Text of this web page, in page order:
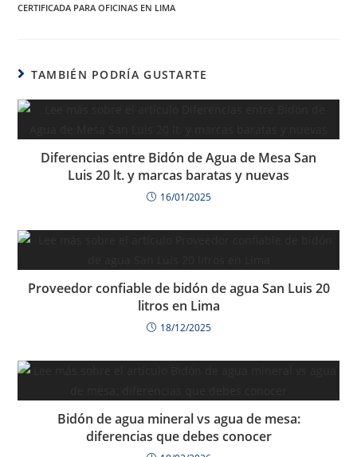
CERTIFICADA PARA OFICINAS EN LIMA
TAMBIÉN PODRÍA GUSTARTE
Diferencias entre Bidón de Agua de Mesa San
Luis 20 lt. y marcas baratas y nuevas
16/01/2025
Proveedor confiable de bidón de agua San Luis 20
litros en Lima
18/12/2025
Bidón de agua mineral vs agua de mesa:
diferencias que debes conocer